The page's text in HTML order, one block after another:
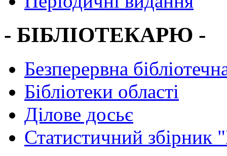
- БІБЛІОТЕКАРЮ -
Безперервна
Бібліотеки області
Ділове досьє
Статистичний